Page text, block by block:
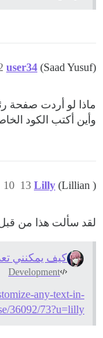
user34 (Saad Yusuf)
ماذا لو أردت صفحة
وأين أكتب الكود
Lilly (Lillian ) 10 مارس 2024، 4:58م 13
لقد سألت هذا من
كيف يمكنني
Development
any-text-in-
36092/73?u=lilly